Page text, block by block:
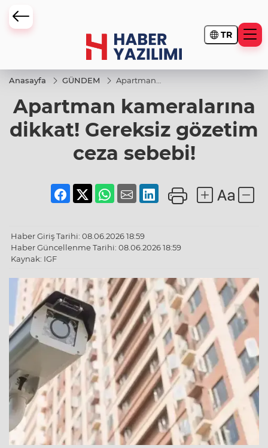
TR
Anasayfa GÜNDEM
Apartman
dikkat!
Gereksiz
sebebi!
Apartman kameralarına
dikkat! Gereksiz gözetim
ceza sebebi!
Haber Giriş Tarihi: 08.06.2026 18:59
Haber Güncellenme Tarihi: 08.06.2026 18:59
Kaynak: IGF